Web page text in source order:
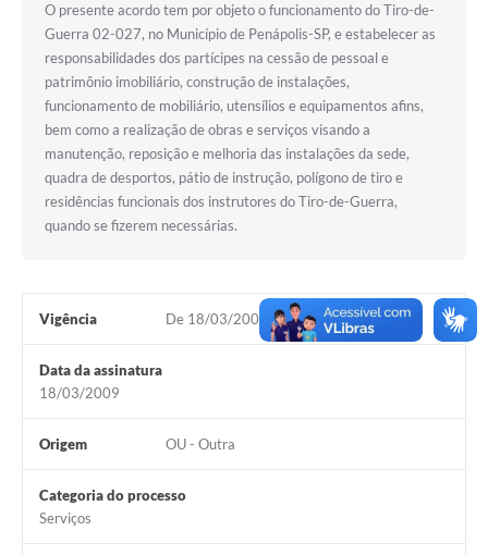
O presente acordo tem por objeto o funcionamento do Tiro-de-
Guerra 02-027, no Município de Penápolis-SP, e estabelecer as
responsabilidades dos partícipes na cessão de pessoal e
patrimônio imobiliário, construção de instalações,
funcionamento de mobiliário, utensílios e equipamentos afins,
bem como a realização de obras e serviços visando a
manutenção, reposição e melhoria das instalações da sede,
quadra de desportos, pátio de instrução, polígono de tiro e
residências funcionais dos instrutores do Tiro-de-Guerra,
quando se fizerem necessárias.
Vigência De 18/03/2009 à 18/03/2014
Data da assinatura
18/03/2009
Origem OU - Outra
Categoria do processo
Serviços